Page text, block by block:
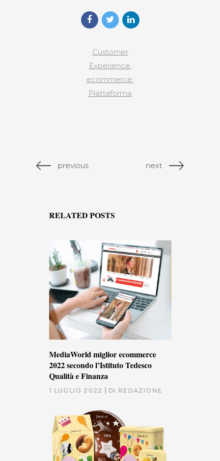
Customer
Experience,
ecommerce,
Piattaforma
previous next
RELATED POSTS
MediaWorld miglior ecommerce
2022 secondo l’Istituto Tedesco
Qualità e Finanza
1 LUGLIO 2022 DI REDAZIONE